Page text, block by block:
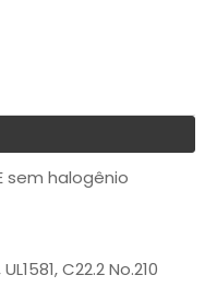
sem halogênio
C22.2 No.210